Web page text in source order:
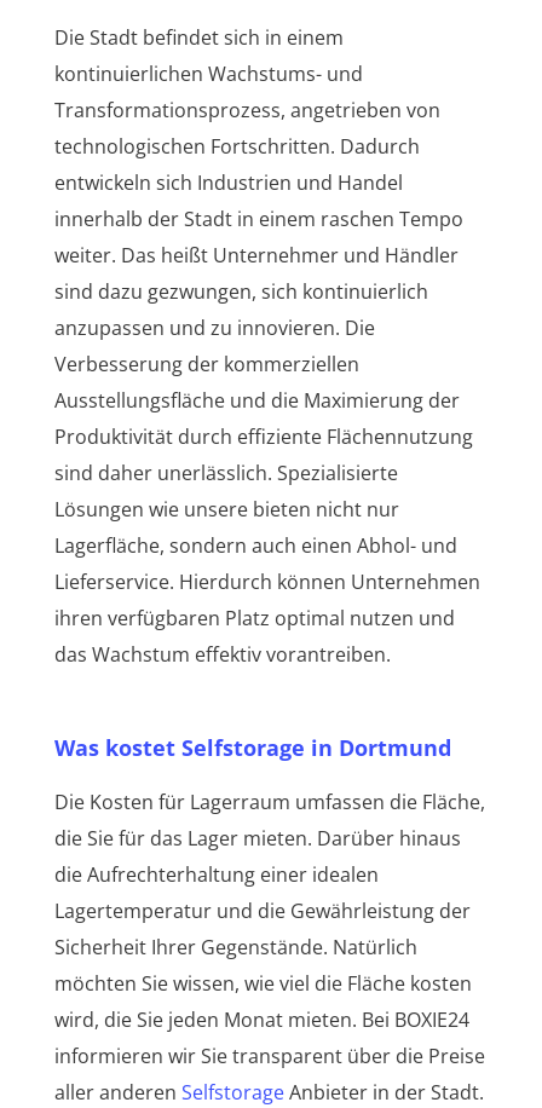
Die Stadt befindet sich in einem
kontinuierlichen Wachstums- und
Transformationsprozess, angetrieben von
technologischen Fortschritten. Dadurch
entwickeln sich Industrien und Handel
innerhalb der Stadt in einem raschen Tempo
weiter. Das heißt Unternehmer und Händler
sind dazu gezwungen, sich kontinuierlich
anzupassen und zu innovieren. Die
Verbesserung der kommerziellen
Ausstellungsfläche und die Maximierung der
Produktivität durch effiziente Flächennutzung
sind daher unerlässlich. Spezialisierte
Lösungen wie unsere bieten nicht nur
Lagerfläche, sondern auch einen Abhol- und
Lieferservice. Hierdurch können Unternehmen
ihren verfügbaren Platz optimal nutzen und
das Wachstum effektiv vorantreiben.
Was kostet Selfstorage in Dortmund
Die Kosten für Lagerraum umfassen die Fläche,
die Sie für das Lager mieten. Darüber hinaus
die Aufrechterhaltung einer idealen
Lagertemperatur und die Gewährleistung der
Sicherheit Ihrer Gegenstände. Natürlich
möchten Sie wissen, wie viel die Fläche kosten
wird, die Sie jeden Monat mieten. Bei BOXIE24
informieren wir Sie transparent über die Preise
aller anderen SelfstorageAnbieter in der Stadt.